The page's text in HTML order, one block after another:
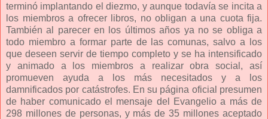
terminó implantando el diezmo, y aunque todavía se incita a
los miembros a ofrecer libros, no obligan a una cuota fija.
También al parecer en los últimos años ya no se obliga a
todo miembro a formar parte de las comunas, salvo a los
que deseen servir de tiempo completo y se ha intensificado
y animado a los miembros a realizar obra social, así
promueven ayuda a los más necesitados y a los
damnificados por catástrofes. En su página oficial presumen
de haber comunicado el mensaje del Evangelio a más de
298 millones de personas, y más de 35 millones aceptado